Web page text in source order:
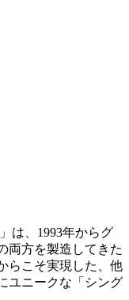
は、1993年からグ
両方を製造してきた
らこそ実現した、他
ユニークな「シング